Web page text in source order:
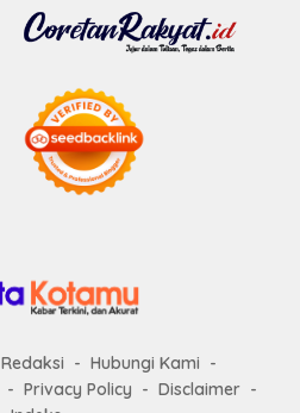
Redaksi
Hubungi Kami
Privacy Policy
Disclaimer